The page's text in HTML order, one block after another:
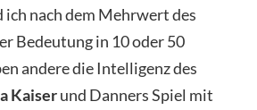
nach dem Mehrwert des
Bedeutung in 10 oder 50
andere die Intelligenz des
Kaiserund Danners Spiel mit